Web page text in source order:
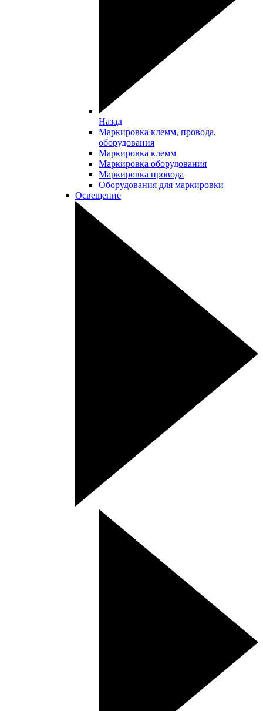
Назад
Маркировка клемм, провода,
оборудования
Маркировка клемм
Маркировка оборудования
Маркировка провода
Оборудования для маркировки
Освещение